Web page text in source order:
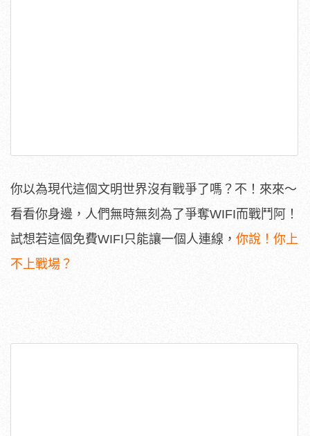
你以為現代這個文明世界沒有戰爭了嗎？不！來來～
看看你身邊，人們無時無刻為了爭奪WIFI而戰鬥阿！
試想若這個免費WIFI只能讓一個人連線， 你說！你上
不上戰場？